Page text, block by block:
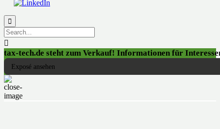


tax-tech.de steht zum Verkauf! Informationen für
Exposé ansehen